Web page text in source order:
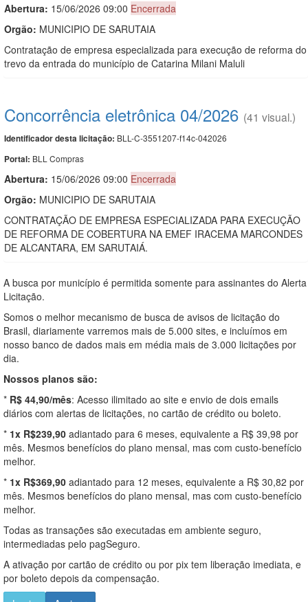
Abertura: 15/06/2026 09:00 Encerrada
Orgão: MUNICIPIO DE SARUTAIA
Contratação de empresa especializada para execução de reforma do
trevo da entrada do município de Catarina Milani Maluli
Concorrência eletrônica 04/2026 (41 visual.)
Identificador desta licitação: BLL-C-3551207-f14c-042026
Portal: BLL Compras
Abertura: 15/06/2026 09:00 Encerrada
Orgão: MUNICIPIO DE SARUTAIA
CONTRATAÇÃO DE EMPRESA ESPECIALIZADA PARA EXECUÇÃO
DE REFORMA DE COBERTURA NA EMEF IRACEMA MARCONDES
DE ALCANTARA, EM SARUTAIÁ.
A busca por município é permitida somente para assinantes do Alerta
Licitação.
Somos o melhor mecanismo de busca de avisos de licitação do
Brasil, diariamente varremos mais de 5.000 sites, e incluímos em
nosso banco de dados mais em média mais de 3.000 licitações por
dia.
Nossos planos são:
* R$ 44,90/mês: Acesso ilimitado ao site e envio de dois emails
diários com alertas de licitações, no cartão de crédito ou boleto.
* 1x R$239,90 adiantado para 6 meses, equivalente a R$ 39,98 por
mês. Mesmos benefícios do plano mensal, mas com custo-benefício
melhor.
* 1x R$369,90 adiantado para 12 meses, equivalente a R$ 30,82 por
mês. Mesmos benefícios do plano mensal, mas com custo-benefício
melhor.
Todas as transações são executadas em ambiente seguro,
intermediadas pelo pagSeguro.
A ativação por cartão de crédito ou por pix tem liberação imediata, e
por boleto depois da compensação.